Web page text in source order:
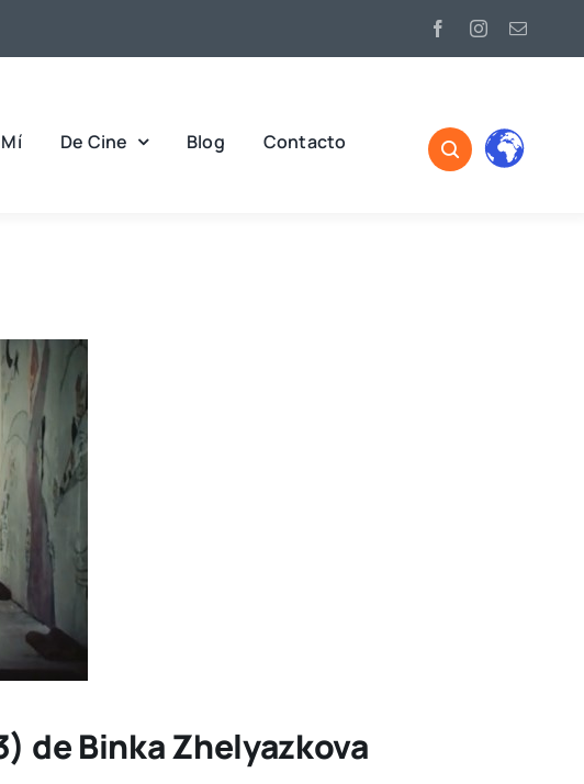
De Cine Blog Contacto
de Binka Zhelyazkova